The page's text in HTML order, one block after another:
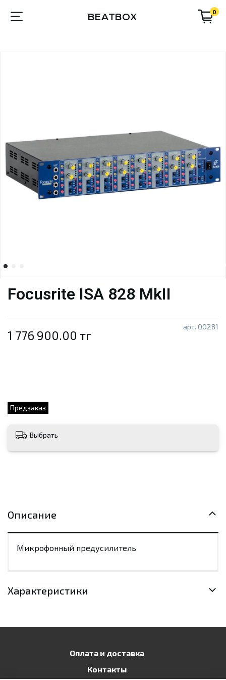
BEATBOX 0
арт. 00281
Предзаказ
Focusrite ISA 828 MkII
1 776 900.00 тг
Выбрать
Описание
Микрофонный предусилитель
Характеристики
Оплата и доставка
Контакты